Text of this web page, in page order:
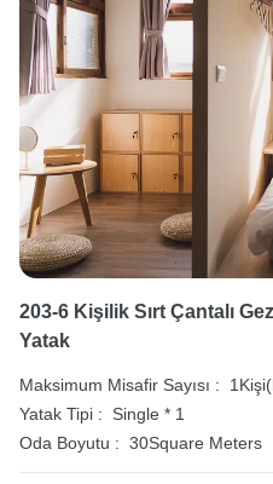
203-6 Kişilik Sırt Çantalı
Yatak
Maksimum Misafir Sayısı :
Yatak Tipi :
Single * 1
Oda Boyutu : 30Square Meters